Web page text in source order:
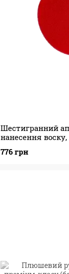
Шестигранний
нанесення воску,
Applicator
776 грн